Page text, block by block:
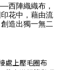
西陣織織布，
花中，藉由流
造出獨一無二
處上壓毛圈布